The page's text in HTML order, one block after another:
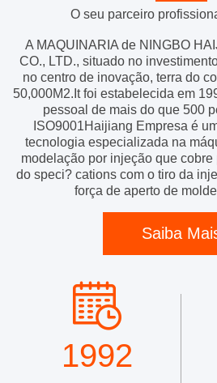
O seu parceiro
A MAQUINARIA de NINGBO
CO., LTD., situado no
no centro de inovação, terra do
50,000M2.It foi estabelecida em
pessoal de mais do que 500
ISO9001Haijiang Empresa é
tecnologia especializada na
modelação por injeção que
do speci? cations com o tiro da
força de aperto de
Saiba
1992